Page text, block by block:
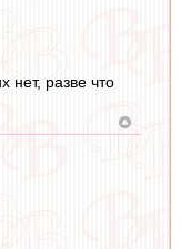
нет, разве что